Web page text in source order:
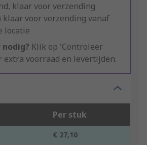
klaar voor verzending
klaar voor verzending vanaf
locatie
Klik op 'Controleer
extra voorraad en levertijden.
Per stuk
€ 27,10